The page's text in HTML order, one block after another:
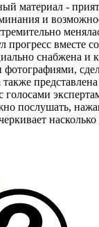
материал -
и
прогресс вместе
снабжена и
голосами
послушать,